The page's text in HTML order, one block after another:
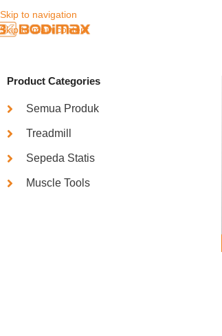
Skip to navigation
Skip to main content
Product Categories
Semua Produk
Treadmill
Sepeda Statis
Muscle Tools